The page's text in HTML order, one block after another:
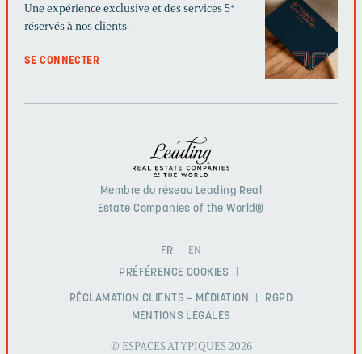
Une expérience exclusive et des services 5*
réservés à nos clients.
SE CONNECTER
Membre du réseau Leading Real
Estate Companies of the World®
FR
EN
PRÉFÉRENCE COOKIES
RÉCLAMATION CLIENTS – MÉDIATION
RGPD
MENTIONS LÉGALES
© ESPACES ATYPIQUES 2026